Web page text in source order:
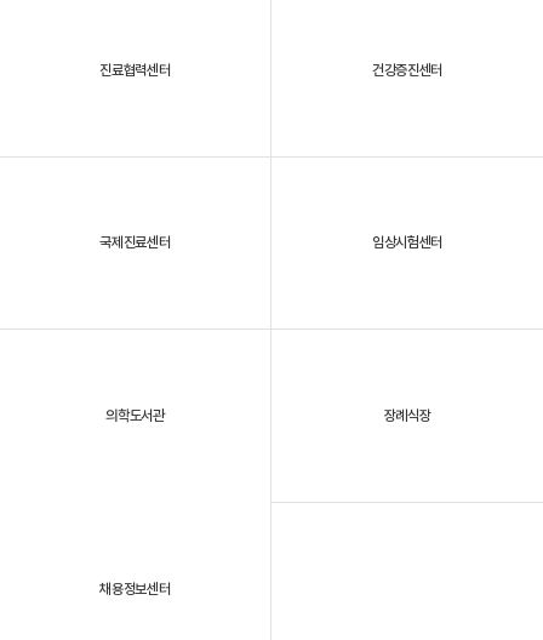
2025년, 대구파티마병원을 되돌아보다
진료협력센터 건강증진센터
국제진료센터 임상시험센터
의학도서관 장례식장
채용정보센터